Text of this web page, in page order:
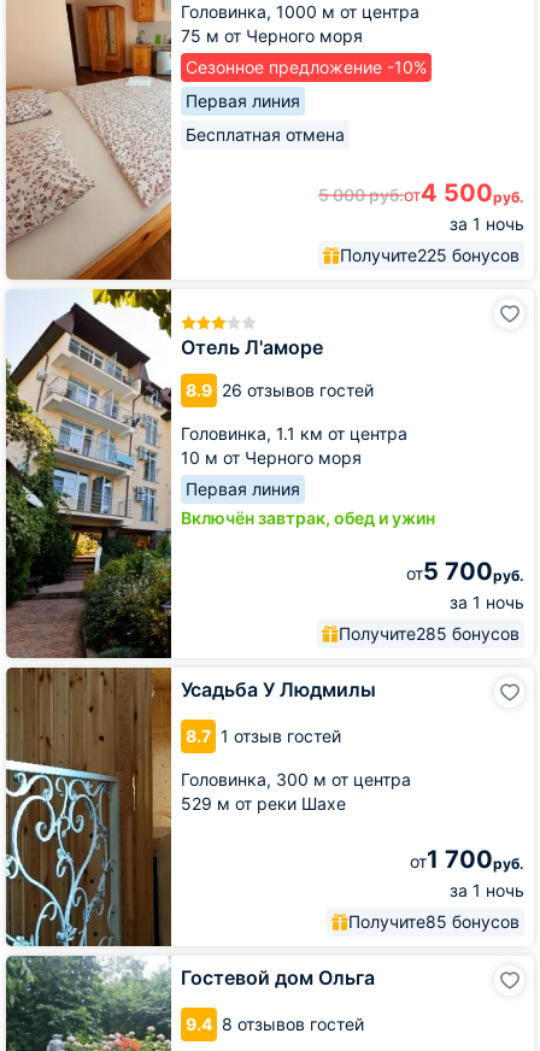
Головинка, 1000 м от центра
75 м от Черного моря
Сезонное предложение -10%
Первая линия
Бесплатная отмена
5 000руб.от4 500руб.
за 1 ночь
Получите225 бонусов
Отель Л'аморе
8.9 26 отзывов гостей
Головинка, 1.1 км от центра
10 м от Черного моря
Первая линия
Включён завтрак, обед и ужин
от5 700руб.
за 1 ночь
Получите285 бонусов
Отель
Л'аморе
Усадьба У Людмилы
8.7 1 отзыв гостей
Головинка, 300 м от центра
529 м от реки Шахе
от1 700руб.
за 1 ночь
Получите85 бонусов
Усадьба
Гостевой дом Ольга
9.4 8 отзывов гостей
Гостевой
дом
Ольга